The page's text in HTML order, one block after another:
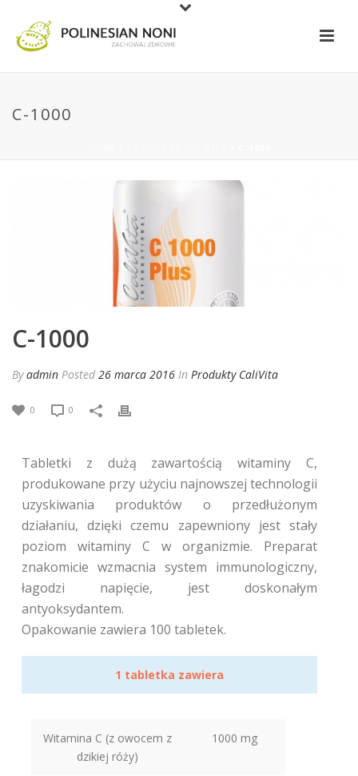
C-1000
C-1000
Byadmin Posted 26 marca 2016 In Produkty CaliVita
0 0
Tabletki z dużą zawartością witaminy C,
produkowane przy użyciu najnowszej technologii
uzyskiwania produktów o przedłużonym
działaniu, dzięki czemu zapewniony jest stały
poziom witaminy C w organizmie. Preparat
znakomicie wzmacnia system immunologiczny,
łagodzi napięcie, jest doskonałym
antyoksydantem.
Opakowanie zawiera 100 tabletek.
1 tabletka zawiera
Witamina C (z owocem z
dzikiej róży)
1000 mg